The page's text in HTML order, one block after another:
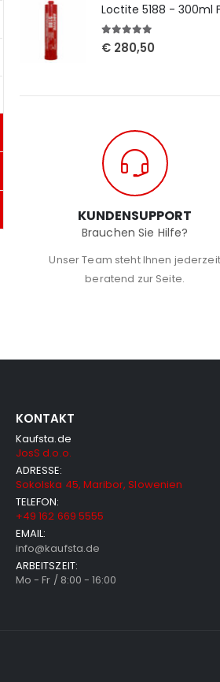
5out of 5
€ 280,50
KUNDENSUPPORT
Brauchen Sie Hilfe?
Unser Team steht Ihnen jederzeit
beratend zur Seite.
KONTAKT
Kaufsta.de
JosS d.o.o.
ADRESSE:
Sokolska 45, Maribor, Slowenien
TELEFON:
+49 162 669 5555
EMAIL:
info@kaufsta.de
ARBEITSZEIT:
Mo - Fr / 8:00 - 16:00